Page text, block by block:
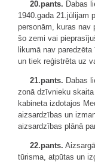
20.pants. Dabas
1940.gada 21.jūlijam
personām, kuras nav
šo zemi vai
likumā nav
un tiek reģistrēta uz
21.pants. Dabas
zonā dzīvnieku
kabineta izdotajos
aizsardzības un
aizsardzības plānā
22.pants.
tūrisma, atpūtas un